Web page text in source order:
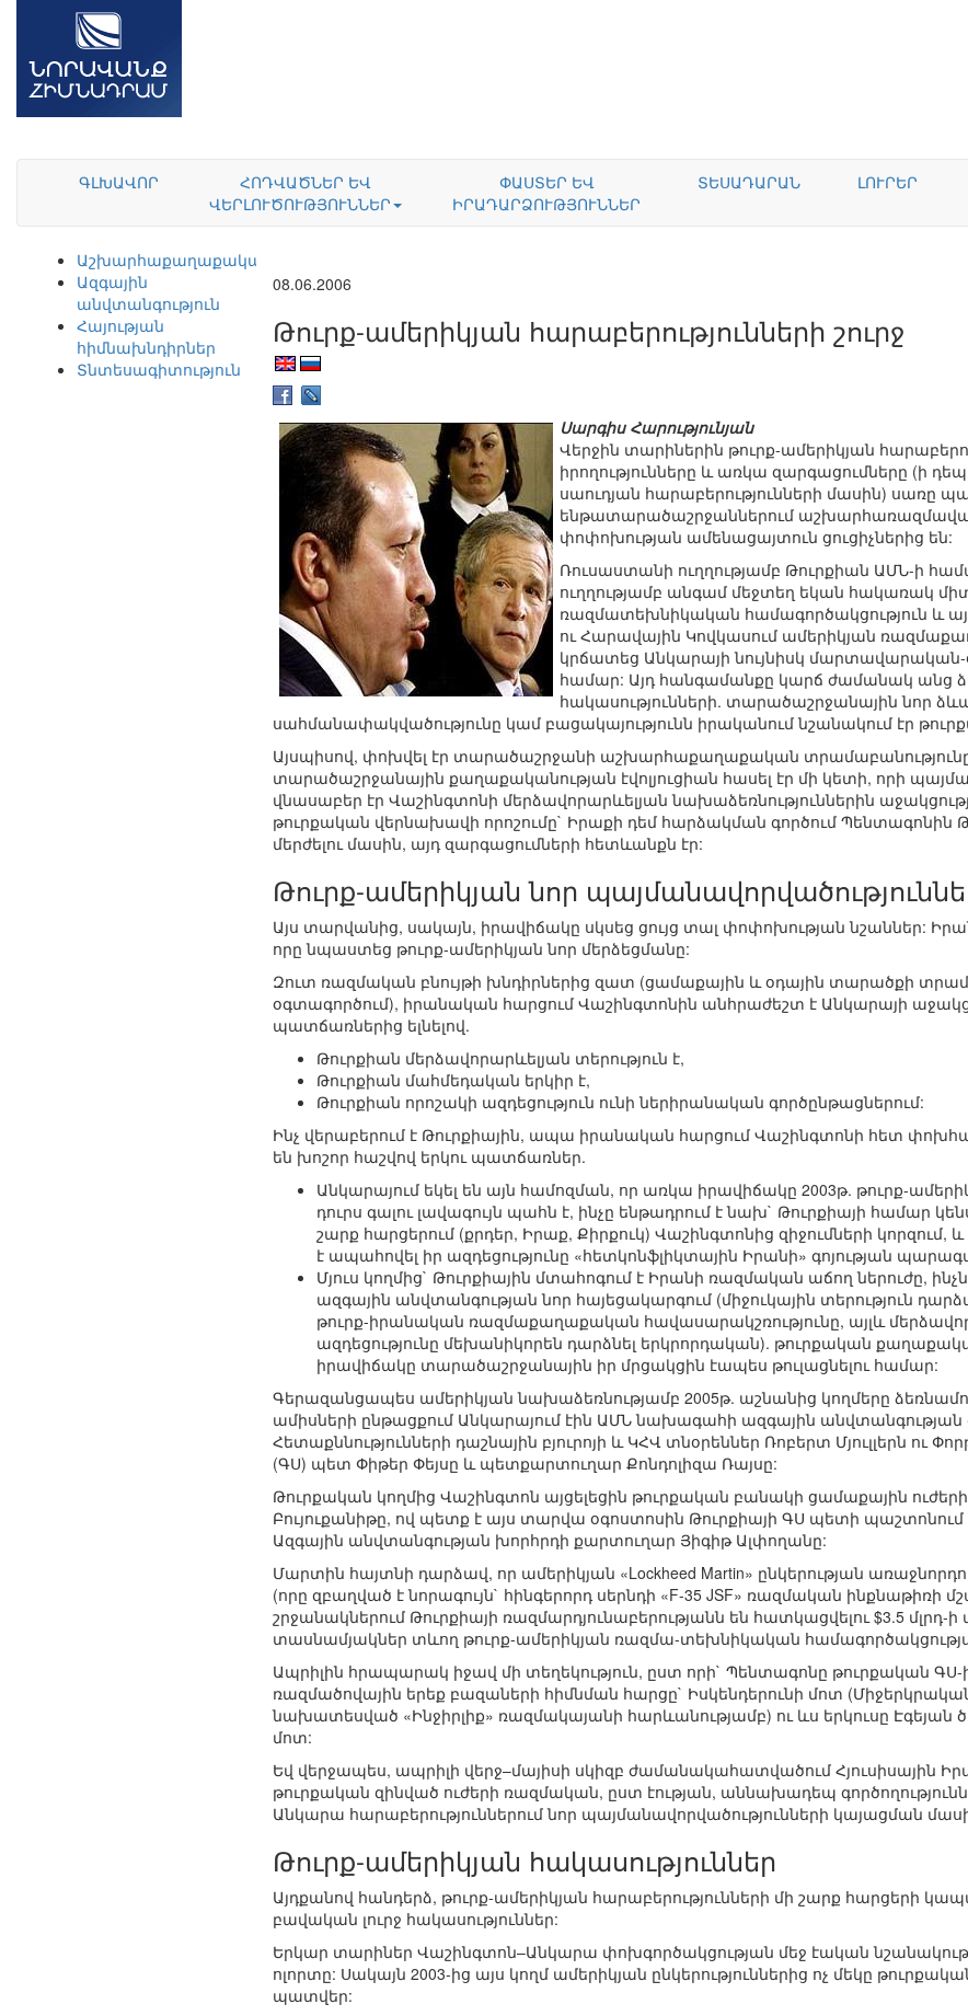
ԳԼԽԱՎՈՐ
ՀՈԴՎԱԾՆԵՐ ԵՎ
ՎԵՐԼՈՒԾՈՒԹՅՈՒՆՆԵՐ
ՓԱՍՏԵՐ ԵՎ
ԻՐԱԴԱՐՁՈՒԹՅՈՒՆՆԵՐ
ՏԵՍԱԴԱՐԱՆ ԼՈՒՐԵՐ
Աշխարհաքաղաքականություն
Ազգային
անվտանգություն
Հայության
հիմնախնդիրներ
Տնտեսագիտություն
08.06.2006
Թուրք-ամերիկյան հարաբերությունների շուրջ
Սարգիս Հարությունյան
Վերջին տարիներին թուրք-ամերիկյան
իրողությունները և առկա զարգացումները (ի
սաուդյան հարաբերությունների մասին) սառը
ենթատարածաշրջաններում
փոփոխության ամենացայտուն ցուցիչներից են:
Ռուսաստանի ուղղությամբ Թուրքիան ԱՄՆ-ի
ուղղությամբ անգամ մեջտեղ եկան հակառակ
ռազմատեխնիկական համագործակցություն և
ու Հարավային Կովկասում ամերիկյան
կրճատեց Անկարայի նույնիսկ
համար: Այդ հանգամանքը կարճ ժամանակ անց
հակասությունների. տարածաշրջանային նոր
սահմանափակվածությունը կամ բացակայությունն իրականում նշանակում էր
Այսպիսով, փոխվել էր տարածաշրջանի աշխարհաքաղաքական տրամաբանությունը,
տարածաշրջանային քաղաքականության էվոլյուցիան հասել էր մի կետի, որի
վնասաբեր էր Վաշինգտոնի մերձավորարևելյան նախաձեռնություններին
թուրքական վերնախավի որոշումը` Իրաքի դեմ հարձակման գործում Պենտագոնին
մերժելու մասին, այդ զարգացումների հետևանքն էր:
Թուրք-ամերիկյան նոր
Այս տարվանից, սակայն, իրավիճակը սկսեց ցույց տալ փոփոխության նշաններ:
որը նպաստեց թուրք-ամերիկյան նոր մերձեցմանը:
Զուտ ռազմական բնույթի խնդիրներից զատ (ցամաքային և օդային տարածքի
օգտագործում), իրանական հարցում Վաշինգտոնին անհրաժեշտ է Անկարայի
պատճառներից ելնելով.
Թուրքիան մերձավորարևելյան տերություն է,
Թուրքիան մահմեդական երկիր է,
Թուրքիան որոշակի ազդեցություն ունի ներիրանական գործընթացներում:
Ինչ վերաբերում է Թուրքիային, ապա իրանական հարցում Վաշինգտոնի հետ
են խոշոր հաշվով երկու պատճառներ.
Անկարայում եկել են այն համոզման, որ առկա իրավիճակը 2003թ. թուրք-
դուրս գալու լավագույն պահն է, ինչը ենթադրում է նախ` Թուրքիայի համար
շարք հարցերում (քրդեր, Իրաք, Քիրքուկ) Վաշինգտոնից զիջումների կորզում,
է ապահովել իր ազդեցությունը «հետկոնֆլիկտային Իրանի» գոյության
Մյուս կողմից` Թուրքիային մտահոգում է Իրանի ռազմական աճող ներուժը,
ազգային անվտանգության նոր հայեցակարգում (միջուկային տերություն
թուրք-իրանական ռազմաքաղաքական հավասարակշռությունը, այլև
ազդեցությունը մեխանիկորեն դարձնել երկրորդական). թուրքական
իրավիճակը տարածաշրջանային իր մրցակցին էապես թուլացնելու համար:
Գերազանցապես ամերիկյան նախաձեռնությամբ 2005թ. աշնանից կողմերը
ամիսների ընթացքում Անկարայում էին ԱՄՆ նախագահի ազգային անվտանգության
Հետաքննությունների դաշնային բյուրոյի և ԿՀՎ տնօրեններ Ռոբերտ Մյուլլերն ու
(ԳՍ) պետ Փիթեր Փեյսը և պետքարտուղար Քոնդոլիզա Ռայսը:
Թուրքական կողմից Վաշինգտոն այցելեցին թուրքական բանակի ցամաքային
Բույուքանիթը, ով պետք է այս տարվա օգոստոսին Թուրքիայի ԳՍ պետի պաշտոնում
Ազգային անվտանգության խորհրդի քարտուղար Յիգիթ Ալփողանը:
Մարտին հայտնի դարձավ, որ ամերիկյան «Lockheed Martin» ընկերության
(որը զբաղված է նորագույն` հինգերորդ սերնդի «F-35 JSF» ռազմական ինքնաթիռի
շրջանակներում Թուրքիայի ռազմարդյունաբերությանն են հատկացվելու $3.5
տասնամյակներ տևող թուրք-ամերիկյան ռազմա-տեխնիկական
Ապրիլին հրապարակ իջավ մի տեղեկություն, ըստ որի` Պենտագոնը թուրքական
ռազմածովային երեք բազաների հիմնման հարցը` Իսկենդերունի մոտ
նախատեսված «Ինջիրլիք» ռազմակայանի հարևանությամբ) ու ևս երկուսը Էգեյան
մոտ:
Եվ վերջապես, ապրիլի վերջ–մայիսի սկիզբ ժամանակահատվածում Հյուսիսային
թուրքական զինված ուժերի ռազմական, ըստ էության, աննախադեպ
Անկարա հարաբերություններում նոր պայմանավորվածությունների կայացման
Թուրք-ամերիկյան հակասություններ
Այդքանով հանդերձ, թուրք-ամերիկյան հարաբերությունների մի շարք հարցերի
բավական լուրջ հակասություններ:
Երկար տարիներ Վաշինգտոն–Անկարա փոխգործակցության մեջ էական
ոլորտը: Սակայն 2003-ից այս կողմ ամերիկյան ընկերություններից ոչ մեկը
պատվեր: